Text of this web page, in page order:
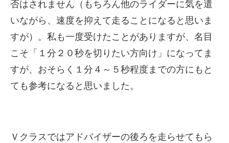
否はされません（もちろん他のライダーに気を遣
いながら、速度を抑えて走ることになると思いま
すが）。私も一度受けたことがありますが、名目
こそ「１分２０秒を切りたい方向け」になってま
すが、おそらく１分４～５秒程度までの方にもと
ても参考になると思いました。
Ｖクラスではアドバイザーの後ろを走らせてもら